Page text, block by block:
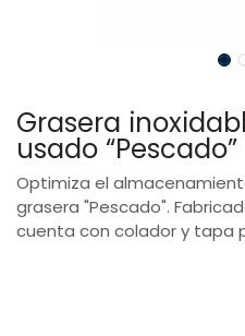
Grasera
usado “Pescado”
Optimiza el
grasera "Pescado".
cuenta con colador y tapa